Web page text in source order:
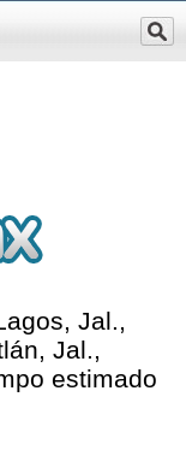
Jal.,
Jal.,
estimado